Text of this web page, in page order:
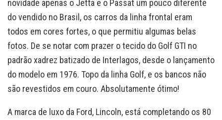
novidade apenas o Jetta e o Passat um pouco diferente
do vendido no Brasil, os carros da linha frontal eram
todos em cores fortes, o que permitiu algumas belas
fotos. De se notar com prazer o tecido do Golf GTI no
padrão xadrez batizado de Interlagos, desde o lançamento
do modelo em 1976. Topo da linha Golf, e os bancos não
são revestidos em couro. Absolutamente ótimo!
A marca de luxo da Ford, Lincoln, está completando os 80